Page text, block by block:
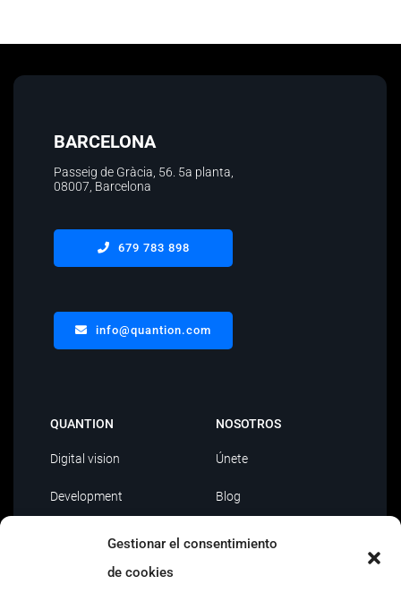
Gestionar el consentimiento
de cookies
BARCELONA
Passeig de Gràcia, 56. 5a planta
08007, Barcelona
679 783 898
info@quantion.com
QUANTION
Digital vision
Development
NOSOTROS
Únete
Blog